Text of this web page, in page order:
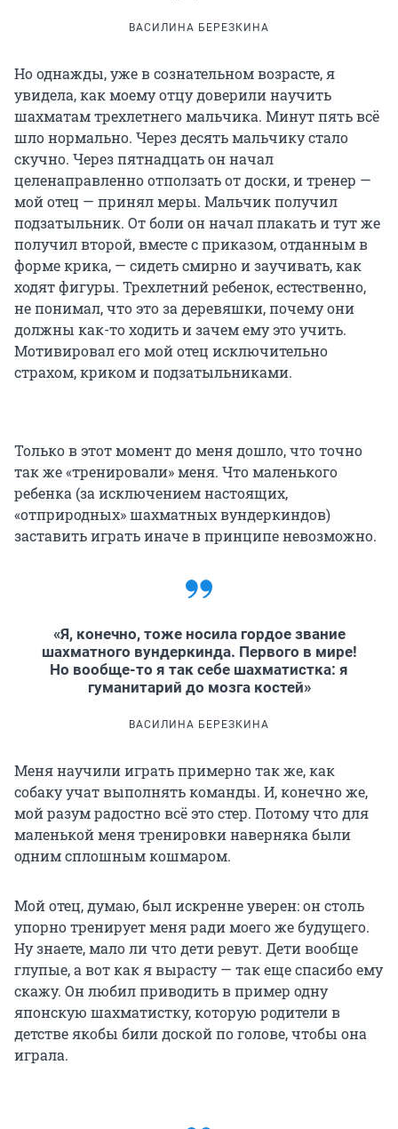
ВАСИЛИНА БЕРЕЗКИНА
Но однажды, уже в сознательном возрасте, я
увидела, как моему отцу доверили научить
шахматам трехлетнего мальчика. Минут пять всё
шло нормально. Через десять мальчику стало
скучно. Через пятнадцать он начал
целенаправленно отползать от доски, и тренер —
мой отец — принял меры. Мальчик получил
подзатыльник. От боли он начал плакать и тут же
получил второй, вместе с приказом, отданным в
форме крика, — сидеть смирно и заучивать, как
ходят фигуры. Трехлетний ребенок, естественно,
не понимал, что это за деревяшки, почему они
должны как-то ходить и зачем ему это учить.
Мотивировал его мой отец исключительно
страхом, криком и подзатыльниками.
Только в этот момент до меня дошло, что точно
так же «тренировали» меня. Что маленького
ребенка (за исключением настоящих,
«отприродных» шахматных вундеркиндов)
заставить играть иначе в принципе невозможно.
«Я, конечно, тоже носила гордое звание
шахматного вундеркинда. Первого в мире!
Но вообще-то я так себе шахматистка: я
гуманитарий до мозга костей»
ВАСИЛИНА БЕРЕЗКИНА
Меня научили играть примерно так же, как
собаку учат выполнять команды. И, конечно же,
мой разум радостно всё это стер. Потому что для
маленькой меня тренировки наверняка были
одним сплошным кошмаром.
Мой отец, думаю, был искренне уверен: он столь
упорно тренирует меня ради моего же будущего.
Ну знаете, мало ли что дети ревут. Дети вообще
глупые, а вот как я вырасту — так еще спасибо ему
скажу. Он любил приводить в пример одну
японскую шахматистку, которую родители в
детстве якобы били доской по голове, чтобы она
играла.